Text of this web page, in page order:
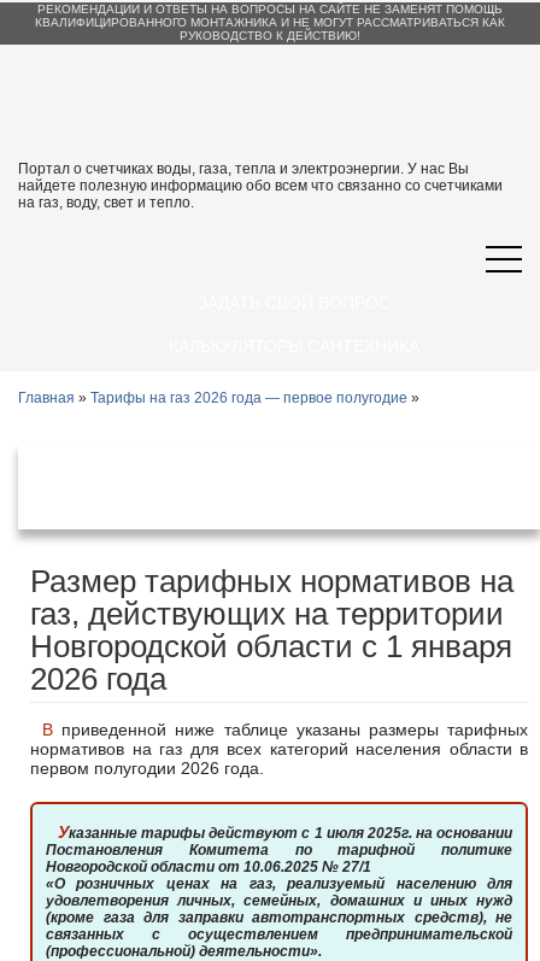
РЕКОМЕНДАЦИИ И ОТВЕТЫ НА ВОПРОСЫ НА САЙТЕ НЕ ЗАМЕНЯТ ПОМОЩЬ
КВАЛИФИЦИРОВАННОГО МОНТАЖНИКА И НЕ МОГУТ РАССМАТРИВАТЬСЯ КАК
РУКОВОДСТВО К ДЕЙСТВИЮ!
Портал о счетчиках воды, газа, тепла и электроэнергии. У нас Вы
найдете полезную информацию обо всем что связанно со счетчиками
на газ, воду, свет и тепло.
Главная » Тарифы на газ 2026 года — первое полугодие »
Размер тарифных нормативов на
газ, действующих на территории
Новгородской области с 1 января
2026 года
В приведенной ниже таблице указаны размеры тарифных
нормативов на газ для всех категорий населения области в
первом полугодии 2026 года.
Указанные тарифы действуют с 1 июля 2025г. на основании
Постановления Комитета по тарифной политике
Новгородской области от 10.06.2025 № 27/1
«О розничных ценах на газ, реализуемый населению для
удовлетворения личных, семейных, домашних и иных нужд
(кроме газа для заправки автотранспортных средств), не
связанных с осуществлением предпринимательской
(профессиональной) деятельности».